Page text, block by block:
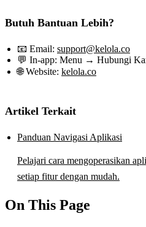
Butuh Bantuan Lebih?
📧 Email: support@kelola.co
💬 In-app: Menu → Hubungi
🌐 Website: kelola.co
Artikel Terkait
Panduan Navigasi Aplikasi
Pelajari cara mengoperasikan
setiap fitur dengan mudah.
On This Page